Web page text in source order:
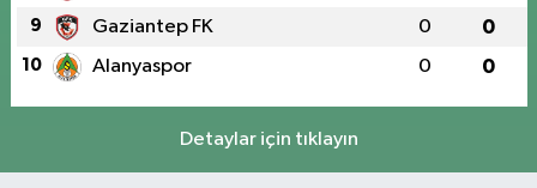
9 Gaziantep FK 0 0
10 Alanyaspor 0 0
Detaylar için tıklayın